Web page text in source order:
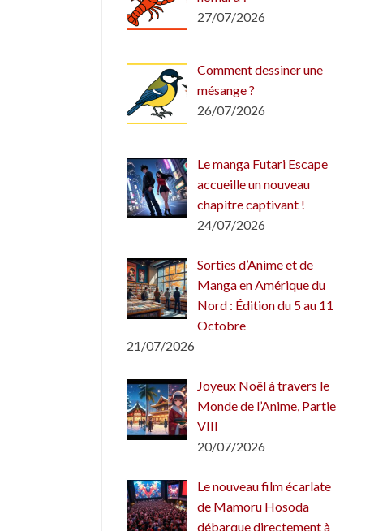
27/07/2026
Comment dessiner une
mésange ?
26/07/2026
Le manga Futari Escape
accueille un nouveau
chapitre captivant !
24/07/2026
Sorties d’Anime et de
Manga en Amérique du
Nord : Édition du 5 au 11
Octobre
21/07/2026
Joyeux Noël à travers le
Monde de l’Anime, Partie
VIII
20/07/2026
Le nouveau film écarlate
de Mamoru Hosoda
débarque directement à